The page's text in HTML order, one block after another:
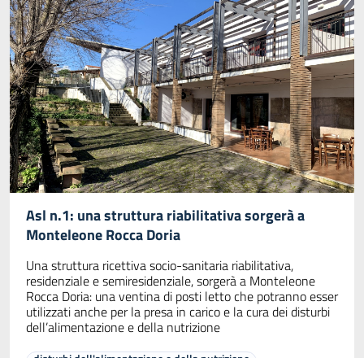
Asl n.1: una struttura riabilitativa sorgerà a
Monteleone Rocca Doria
Una struttura ricettiva socio-sanitaria riabilitativa,
residenziale e semiresidenziale, sorgerà a Monteleone
Rocca Doria: una ventina di posti letto che potranno esser
utilizzati anche per la presa in carico e la cura dei disturbi
dell’alimentazione e della nutrizione